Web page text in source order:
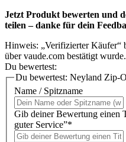
Jetzt Produkt bewerten und
teilen – danke für dein
Hinweis: „Verifizierter Käufer“
über vaude.com bestätigt wurde.
Du bewertest:
Du bewertest: Neyland Zip-
Name / Spitzname
Gib deiner Bewertung einen
guter Service”*